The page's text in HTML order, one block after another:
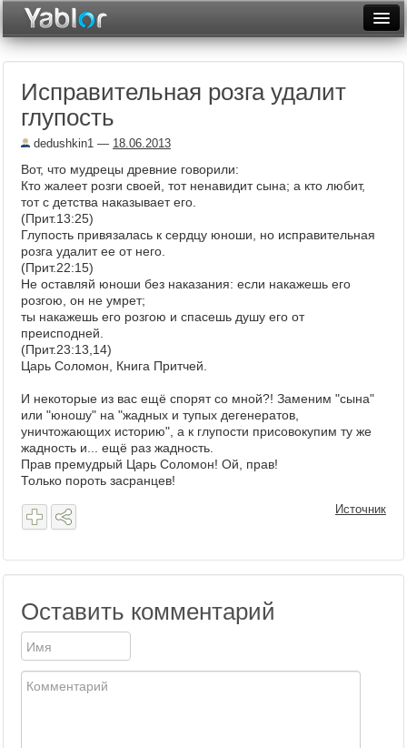
Неделя
Архив
Фототоп
Исправительная розга удалит
глупость
dedushkin1 — 18.06.2013
Вот, что мудрецы древние говорили:
Кто жалеет розги своей, тот ненавидит сына; а кто любит,
тот с детства наказывает его.
(Прит.13:25)
Глупость привязалась к сердцу юноши, но исправительная
розга удалит ее от него.
(Прит.22:15)
Не оставляй юноши без наказания: если накажешь его
розгою, он не умрет;
ты накажешь его розгою и спасешь душу его от
преисподней.
(Прит.23:13,14)
Царь Соломон, Книга Притчей.
И некоторые из вас ещё спорят со мной?! Заменим "сына"
или "юношу" на "жадных и тупых дегенератов,
уничтожающих историю", а к глупости присовокупим ту же
жадность и... ещё раз жадность.
Прав премудрый Царь Соломон! Ой, прав!
Только пороть засранцев!
Источник
Оставить комментарий